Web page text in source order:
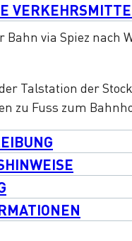
Bahn via Spiez nach
Talstation der
zu Fuss zum